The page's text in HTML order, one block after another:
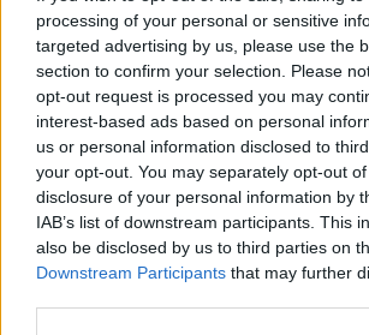
processing of your personal or sensitive
targeted advertising by us, please use the
section to confirm your selection. Please
opt-out request is processed you may
interest-based ads based on personal
us or personal information disclosed to
your opt-out. You may separately opt-out
disclosure of your personal information by
IAB’s list of downstream participants. This
also be disclosed by us to third parties on
Downstream Participants that may further
La Comisión Europea
certificado verde digital
incentivar el turismo en
PorLydia Navarro
Más artículos de este autor
jueves, 18 de marzo de 2021